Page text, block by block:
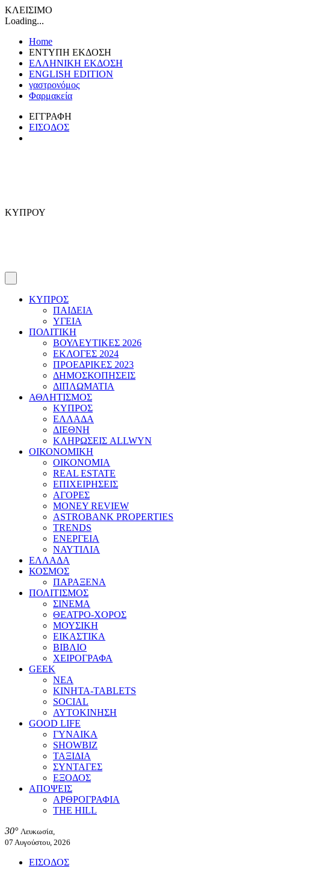
ΚΛΕΙΣΙΜΟ
Loading...
Home
ΕΝΤΥΠΗ ΕΚΔΟΣΗ
ΕΛΛΗΝΙΚΗ ΕΚΔΟΣΗ
ENGLISH EDITION
γαστρονόμος
Φαρμακεία
ΕΓΓΡΑΦΗ
ΕΙΣΟΔΟΣ
ΚΥΠΡΟΥ
ΚΥΠΡΟΣ
ΠΑΙΔΕΙΑ
ΥΓΕΙΑ
ΠΟΛΙΤΙΚΗ
ΒΟΥΛΕΥΤΙΚΕΣ 2026
ΕΚΛΟΓΕΣ 2024
ΠΡΟΕΔΡΙΚΕΣ 2023
ΔΗΜΟΣΚΟΠΗΣΕΙΣ
ΔΙΠΛΩΜΑΤΙΑ
ΑΘΛΗΤΙΣΜΟΣ
ΚΥΠΡΟΣ
ΕΛΛΑΔΑ
ΔΙΕΘΝΗ
ΚΛΗΡΩΣΕΙΣ ALLWYN
ΟΙΚΟΝΟΜΙΚΗ
ΟΙΚΟΝΟΜΙΑ
REAL ESTATE
ΕΠΙΧΕΙΡΗΣΕΙΣ
ΑΓΟΡΕΣ
MONEY REVIEW
ASTROBANK PROPERTIES
TRENDS
ΕΝΕΡΓΕΙΑ
ΝΑΥΤΙΛΙΑ
ΕΛΛΑΔΑ
ΚΟΣΜΟΣ
ΠΑΡΑΞΕΝΑ
ΠΟΛΙΤΙΣΜΟΣ
ΣΙΝΕΜΑ
ΘΕΑΤΡΟ-ΧΟΡΟΣ
ΜΟΥΣΙΚΗ
ΕΙΚΑΣΤΙΚΑ
ΒΙΒΛΙΟ
ΧΕΙΡΟΓΡΑΦΑ
GEEK
ΝΕΑ
ΚΙΝΗΤΑ-TABLETS
SOCIAL
ΑΥΤΟΚΙΝΗΣΗ
GOOD LIFE
ΓΥΝΑΙΚΑ
SHOWBIZ
ΤΑΞΙΔΙΑ
ΣΥΝΤΑΓΕΣ
ΕΞΟΔΟΣ
ΑΠΟΨΕΙΣ
ΑΡΘΡΟΓΡΑΦΙΑ
THE HILL
30° Λευκωσία,
07 Αυγούστου, 2026
ΕΙΣΟΔΟΣ